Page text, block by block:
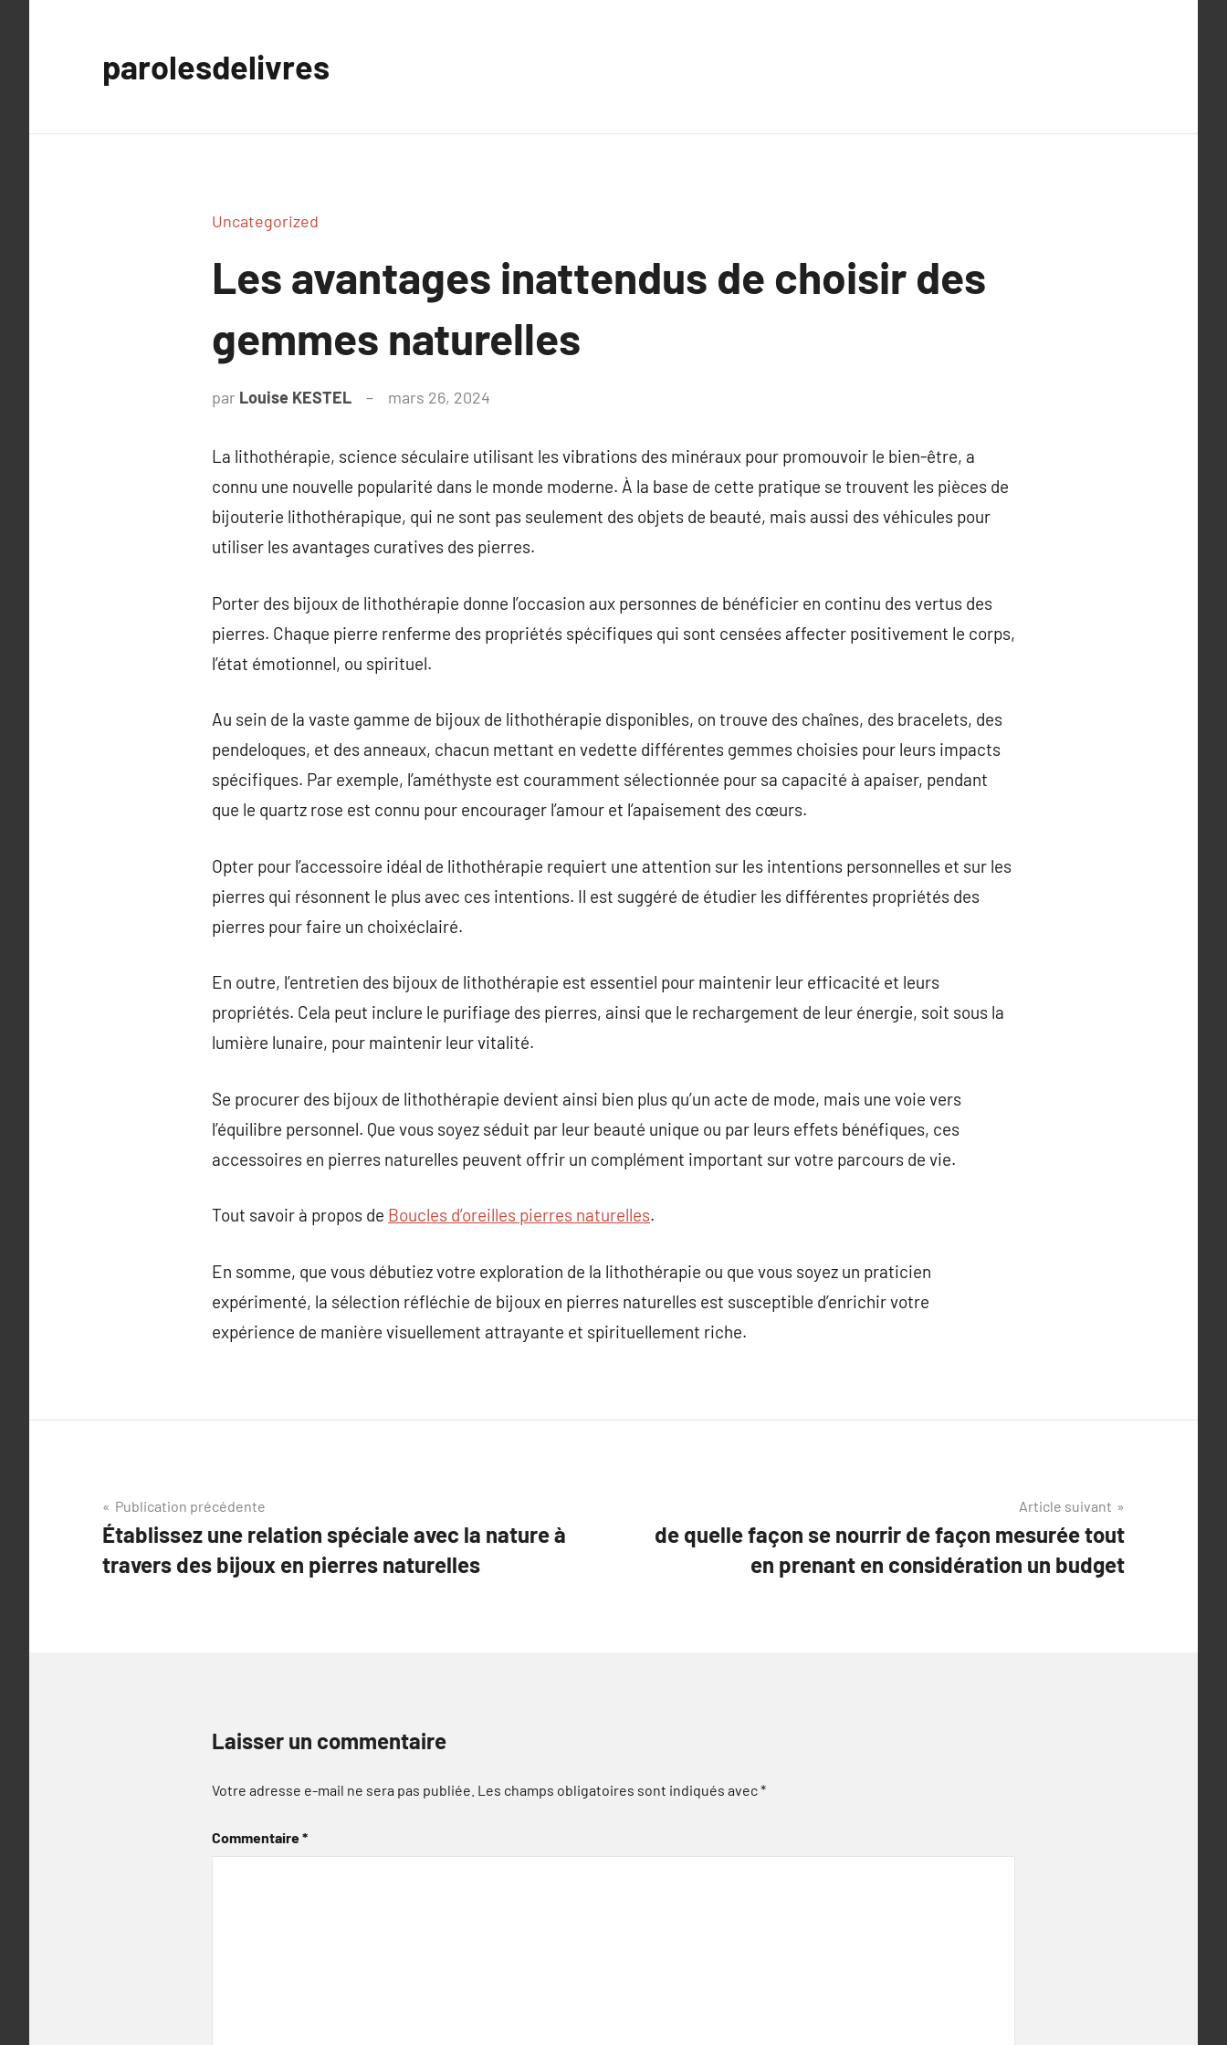
parolesdelivres
Uncategorized
Les avantages inattendus de choisir des
gemmes naturelles
par Louise KESTEL mars 26, 2024
La lithothérapie, science séculaire utilisant les vibrations des minéraux pour promouvoir le bien-être, a
connu une nouvelle popularité dans le monde moderne. À la base de cette pratique se trouvent les pièces de
bijouterie lithothérapique, qui ne sont pas seulement des objets de beauté, mais aussi des véhicules pour
utiliser les avantages curatives des pierres.
Porter des bijoux de lithothérapie donne l’occasion aux personnes de bénéficier en continu des vertus des
pierres. Chaque pierre renferme des propriétés spécifiques qui sont censées affecter positivement le corps,
l’état émotionnel, ou spirituel.
Au sein de la vaste gamme de bijoux de lithothérapie disponibles, on trouve des chaînes, des bracelets, des
pendeloques, et des anneaux, chacun mettant en vedette différentes gemmes choisies pour leurs impacts
spécifiques. Par exemple, l’améthyste est couramment sélectionnée pour sa capacité à apaiser, pendant
que le quartz rose est connu pour encourager l’amour et l’apaisement des cœurs.
Opter pour l’accessoire idéal de lithothérapie requiert une attention sur les intentions personnelles et sur les
pierres qui résonnent le plus avec ces intentions. Il est suggéré de étudier les différentes propriétés des
pierres pour faire un choixéclairé.
En outre, l’entretien des bijoux de lithothérapie est essentiel pour maintenir leur efficacité et leurs
propriétés. Cela peut inclure le purifiage des pierres, ainsi que le rechargement de leur énergie, soit sous la
lumière lunaire, pour maintenir leur vitalité.
Se procurer des bijoux de lithothérapie devient ainsi bien plus qu’un acte de mode, mais une voie vers
l’équilibre personnel. Que vous soyez séduit par leur beauté unique ou par leurs effets bénéfiques, ces
accessoires en pierres naturelles peuvent offrir un complément important sur votre parcours de vie.
Tout savoir à propos de Boucles d’oreilles pierres naturelles.
En somme, que vous débutiez votre exploration de la lithothérapie ou que vous soyez un praticien
expérimenté, la sélection réfléchie de bijoux en pierres naturelles est susceptible d’enrichir votre
expérience de manière visuellement attrayante et spirituellement riche.
Navigation
de
l’article
Publication précédente
Établissez une relation spéciale avec la nature à
travers des bijoux en pierres naturelles
Article suivant
de quelle façon se nourrir de façon mesurée tout
en prenant en considération un budget
Laisser un commentaire
Votre adresse e-mail ne sera pas publiée. Les champs obligatoires sont indiqués avec*
Commentaire*